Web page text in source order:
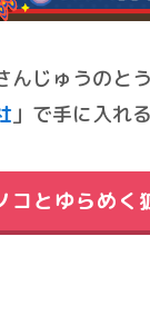
んじゅうのと
」で手に入れ
コとゆらめく